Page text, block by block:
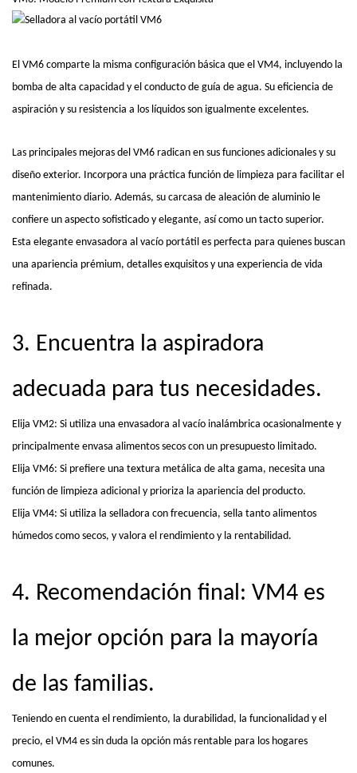
El VM6 comparte la misma configuración básica que el VM4, incluyendo la
bomba de alta capacidad y el conducto de guía de agua. Su eficiencia de
aspiración y su resistencia a los líquidos son igualmente excelentes.
Las principales mejoras del VM6 radican en sus funciones adicionales y su
diseño exterior. Incorpora una práctica función de limpieza para facilitar el
mantenimiento diario. Además, su carcasa de aleación de aluminio le
confiere un aspecto sofisticado y elegante, así como un tacto superior.
Esta elegante envasadora al vacío portátil es perfecta para quienes buscan
una apariencia prémium, detalles exquisitos y una experiencia de vida
refinada.
3. Encuentra la aspiradora
adecuada para tus necesidades.
Elija VM2: Si utiliza una envasadora al vacío inalámbrica ocasionalmente y
principalmente envasa alimentos secos con un presupuesto limitado.
Elija VM6: Si prefiere una textura metálica de alta gama, necesita una
función de limpieza adicional y prioriza la apariencia del producto.
Elija VM4: Si utiliza la selladora con frecuencia, sella tanto alimentos
húmedos como secos, y valora el rendimiento y la rentabilidad.
4. Recomendación final: VM4 es
la mejor opción para la mayoría
de las familias.
Teniendo en cuenta el rendimiento, la durabilidad, la funcionalidad y el
precio, el VM4 es sin duda la opción más rentable para los hogares
comunes.